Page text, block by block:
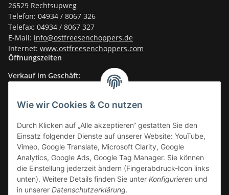
Wie wir Cookies & Co nutzen
Durch Klicken auf „Alle akzeptieren“ gestatten Sie den
Einsatz folgender Dienste auf unserer Website: YouTube,
Vimeo, Google Translate, Microsoft Clarity, Google
Analytics, Google Ads, Google Tag Manager. Sie können
die Einstellung jederzeit ändern (Fingerabdruck-Icon links
unten). Weitere Details finden Sie unter Konfigurieren und
in unserer Datenschutzerklärung.
26529 Rechtsupweg
Telefon: 04934 / 8067 326
Telefax: 04934 / 8067 327
E-Mail: info@ostfreesenchoppers.de
Internet: www.ostfreesenchoppers.com
Öffnungszeiten
Verkauf im Geschäft:
Sa.: 10.00–13.30 Uhr
Verkauf im Onlineshop:
24/7
Informationen
Gesetzliche Informationen